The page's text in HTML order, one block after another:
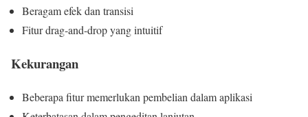
Beragam efek dan transisi
Fitur drag-and-drop yang intuitif
Kekurangan
Beberapa fitur memerlukan pembelian dalam aplikasi